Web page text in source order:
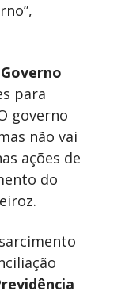
Governo
para
governo
não vai
ações de
do